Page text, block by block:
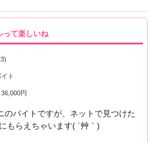
て楽しいね
ト
円
のバイトですが、ネットで見つけた
もらえちゃいます( ´艸｀)